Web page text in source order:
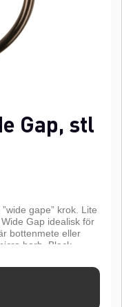
Gap, stl
gape” krok. Lite
Gap idealisk för
bottenmete eller
barb. Black